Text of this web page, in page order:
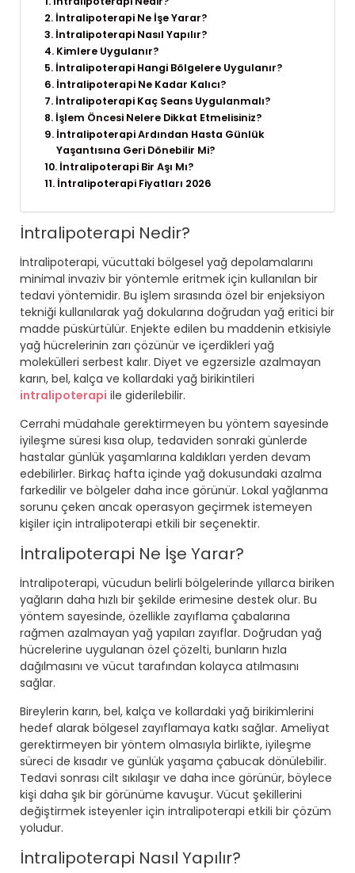
İntralipoterapi Ne İşe Yarar?
İntralipoterapi Nasıl Yapılır?
Kimlere Uygulanır?
İntralipoterapi Hangi Bölgelere Uygulanır?
İntralipoterapi Ne Kadar Kalıcı?
İntralipoterapi Kaç Seans Uygulanmalı?
İşlem Öncesi Nelere Dikkat Etmelisiniz?
İntralipoterapi Ardından Hasta Günlük
Yaşantısına Geri Dönebilir Mi?
İntralipoterapi Bir Aşı Mı?
İntralipoterapi Fiyatları 2026
İntralipoterapi Nedir?
İntralipoterapi, vücuttaki bölgesel yağ depolamalarını
minimal invaziv bir yöntemle eritmek için kullanılan bir
tedavi yöntemidir. Bu işlem sırasında özel bir enjeksiyon
tekniği kullanılarak yağ dokularına doğrudan yağ eritici bir
madde püskürtülür. Enjekte edilen bu maddenin etkisiyle
yağ hücrelerinin zarı çözünür ve içerdikleri yağ
molekülleri serbest kalır. Diyet ve egzersizle azalmayan
karın, bel, kalça ve kollardaki yağ birikintileri
intralipoterapi ile giderilebilir.
Cerrahi müdahale gerektirmeyen bu yöntem sayesinde
iyileşme süresi kısa olup, tedaviden sonraki günlerde
hastalar günlük yaşamlarına kaldıkları yerden devam
edebilirler. Birkaç hafta içinde yağ dokusundaki azalma
farkedilir ve bölgeler daha ince görünür. Lokal yağlanma
sorunu çeken ancak operasyon geçirmek istemeyen
kişiler için intralipoterapi etkili bir seçenektir.
İntralipoterapi Ne İşe Yarar?
İntralipoterapi, vücudun belirli bölgelerinde yıllarca biriken
yağların daha hızlı bir şekilde erimesine destek olur. Bu
yöntem sayesinde, özellikle zayıflama çabalarına
rağmen azalmayan yağ yapıları zayıflar. Doğrudan yağ
hücrelerine uygulanan özel çözelti, bunların hızla
dağılmasını ve vücut tarafından kolayca atılmasını
sağlar.
Bireylerin karın, bel, kalça ve kollardaki yağ birikimlerini
hedef alarak bölgesel zayıflamaya katkı sağlar. Ameliyat
gerektirmeyen bir yöntem olmasıyla birlikte, iyileşme
süreci de kısadır ve günlük yaşama çabucak dönülebilir.
Tedavi sonrası cilt sıkılaşır ve daha ince görünür, böylece
kişi daha şık bir görünüme kavuşur. Vücut şekillerini
değiştirmek isteyenler için intralipoterapi etkili bir çözüm
yoludur.
İntralipoterapi Nasıl Yapılır?